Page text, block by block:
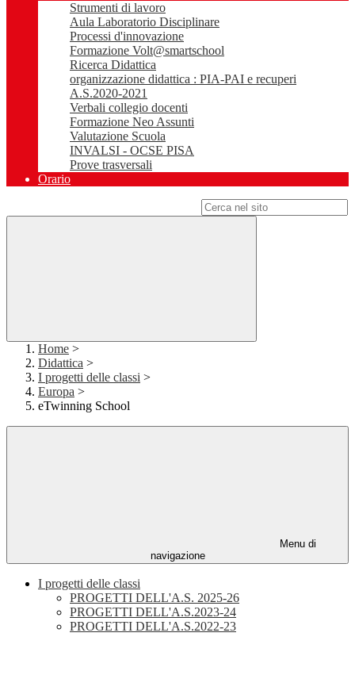
Strumenti di lavoro
Aula Laboratorio Disciplinare
Processi d'innovazione
Formazione Volt@smartschool
Ricerca Didattica
organizzazione didattica : PIA-PAI e recuperi
A.S.2020-2021
Verbali collegio docenti
Formazione Neo Assunti
Valutazione Scuola
INVALSI - OCSE PISA
Prove trasversali
Orario
Home >
Didattica >
I progetti delle classi >
Europa >
eTwinning School
Menu di
navigazione
I progetti delle classi
PROGETTI DELL'A.S. 2025-26
PROGETTI DELL'A.S.2023-24
PROGETTI DELL'A.S.2022-23